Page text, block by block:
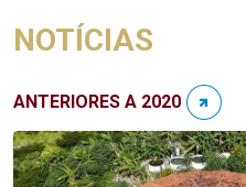
NOTÍCIAS
ANTERIORES A 2020